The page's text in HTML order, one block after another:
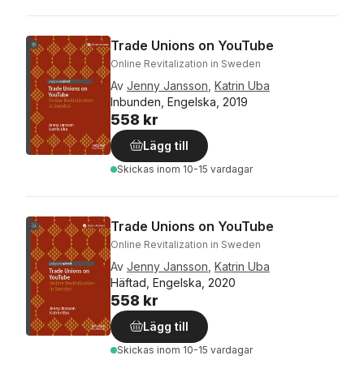
Trade Unions on YouTube
Online Revitalization in Sweden
Av Jenny Jansson Katrin Uba
Inbunden, Engelska, 2019
558 kr
Lägg till
Skickas inom 10-15 vardagar
Trade Unions on YouTube
Online Revitalization in Sweden
Av Jenny Jansson Katrin Uba
Häftad, Engelska, 2020
558 kr
Lägg till
Skickas inom 10-15 vardagar